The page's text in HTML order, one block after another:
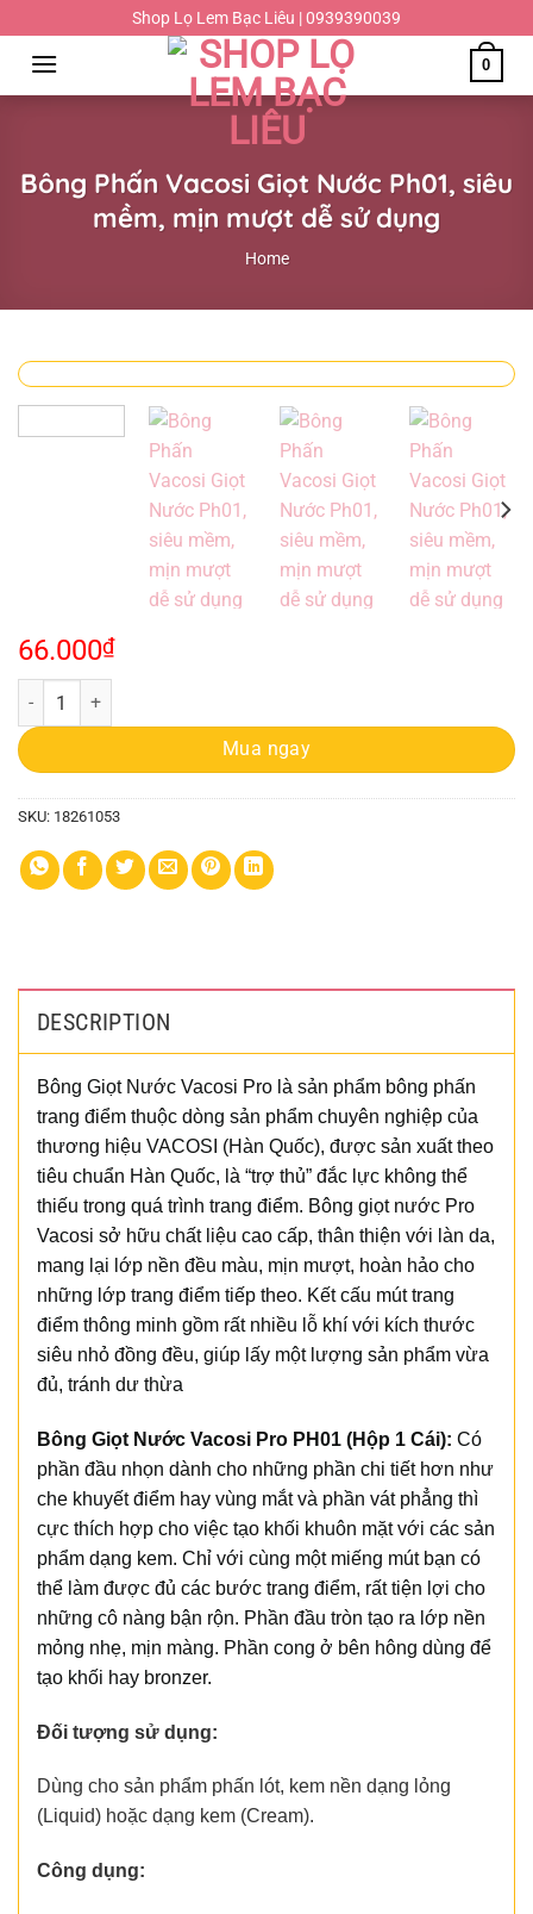
đến
dung
Shop Lọ Lem Bạc Liêu | 0939390039
0
Bông Phấn Vacosi Giọt Nước Ph01, siêu
mềm, mịn mượt dễ sử dụng
Home
66.000₫
Bông Phấn Vacosi Giọt Nước Ph01, siêu mềm, mịn mượt dễ sử dụng
Mua ngay
SKU: 18261053
DESCRIPTION
Bông Giọt Nước Vacosi Pro là sản phẩm bông phấn
trang điểm thuộc dòng sản phẩm chuyên nghiệp của
thương hiệu VACOSI (Hàn Quốc), được sản xuất theo
tiêu chuẩn Hàn Quốc, là “trợ thủ” đắc lực không thể
thiếu trong quá trình trang điểm. Bông giọt nước Pro
Vacosi sở hữu chất liệu cao cấp, thân thiện với làn da,
mang lại lớp nền đều màu, mịn mượt, hoàn hảo cho
những lớp trang điểm tiếp theo. Kết cấu mút trang
điểm thông minh gồm rất nhiều lỗ khí với kích thước
siêu nhỏ đồng đều, giúp lấy một lượng sản phẩm vừa
đủ, tránh dư thừa
Bông Giọt Nước Vacosi Pro PH01 (Hộp 1 Cái): Có
phần đầu nhọn dành cho những phần chi tiết hơn như
che khuyết điểm hay vùng mắt và phần vát phẳng thì
cực thích hợp cho việc tạo khối khuôn mặt với các sản
phẩm dạng kem. Chỉ với cùng một miếng mút bạn có
thể làm được đủ các bước trang điểm, rất tiện lợi cho
những cô nàng bận rộn. Phần đầu tròn tạo ra lớp nền
mỏng nhẹ, mịn màng. Phần cong ở bên hông dùng để
tạo khối hay bronzer.
Đối tượng sử dụng:
Dùng cho sản phẩm phấn lót, kem nền dạng lỏng
(Liquid) hoặc dạng kem (Cream).
Công dụng: